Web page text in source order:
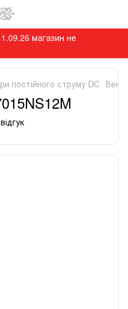
магазин не
постійного струму DC